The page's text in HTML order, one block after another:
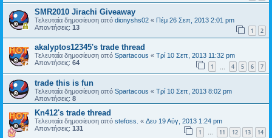
SMR2010 Jirachi Giveaway
Τελευταία δημοσίευση από dionyshs02 « Πέμ 26 Σεπ, 2013 2:01 pm
Απαντήσεις: 13 1 2
akalyptos12345's trade thread
Τελευταία δημοσίευση από Spartacous « Τρί 10 Σεπ, 2013 11:32 pm
Απαντήσεις: 64 1 4 5 6 7
trade this is fun
Τελευταία δημοσίευση από Spartacous « Τρί 10 Σεπ, 2013 8:02 pm
Απαντήσεις: 8
Kn412's trade thread
Τελευταία δημοσίευση από stefoss. « Δευ 19 Αύγ, 2013 1:24 pm
Απαντήσεις: 131 1 … 11 12 13 14